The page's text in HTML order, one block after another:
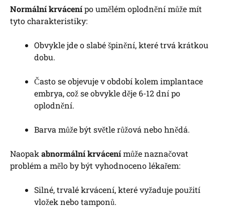
Normální krvácenípo umělém oplodnění může mít
tyto charakteristiky:
Obvykle jde o slabé špinění, které trvá krátkou
dobu.
Často se objevuje v období kolem implantace
embrya, což se obvykle děje 6-12 dní po
oplodnění.
Barva může být světle růžová nebo hnědá.
Naopak abnormální krvácenímůže naznačovat
problém a mělo by být vyhodnoceno lékařem:
Silné, trvalé krvácení, které vyžaduje použití
vložek nebo tamponů.